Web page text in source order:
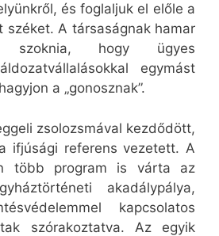
és foglaljuk el előle a
széket. A társaságnak hamar
szoknia, hogy ügyes
egymást
a „gonosznak”.
zsolozsmával kezdődött,
ifjúsági referens vezetett. A
több program is várta az
akadálypálya,
kapcsolatos
szórakoztatva. Az egyik